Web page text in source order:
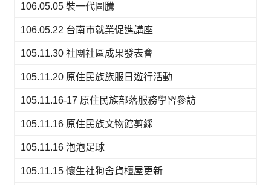
106.05.05 裝一代圖騰
106.05.22 台南市就業促進講座
105.11.30 社團社區成果發表會
105.11.20 原住民族族服日遊行活動
105.11.16-17 原住民族部落服務學習參訪
105.11.16 原住民族文物館剪綵
105.11.16 泡泡足球
105.11.15 懷生社狗舍貨櫃屋更新